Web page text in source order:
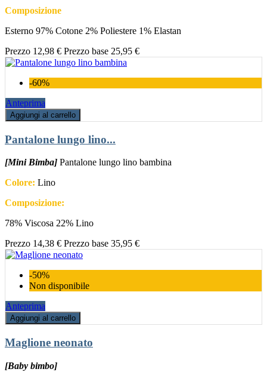
Composizione
Esterno 97% Cotone 2% Poliestere 1% Elastan
Prezzo 12,98 € Prezzo base 25,95 €
-60%
Anteprima
Aggiungi al carrello
Pantalone lungo lino...
[Mini Bimba] Pantalone lungo lino bambina
Colore: Lino
Composizione:
78% Viscosa 22% Lino
Prezzo 14,38 € Prezzo base 35,95 €
-50%
Non disponibile
Anteprima
Aggiungi al carrello
Maglione neonato
[Baby bimbo]